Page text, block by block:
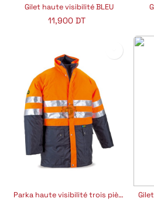
Gilet haute visibilité BLEU
11,900DT
Parka haute visibilité trois pièces 288-PKFA